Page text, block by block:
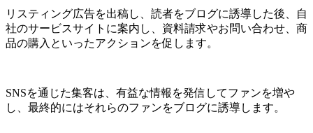
リスティング広告を出稿し、読者をブログに誘導した後、自
社のサービスサイトに案内し、資料請求やお問い合わせ、商
品の購入といったアクションを促します。
SNSを通じた集客は、有益な情報を発信してファンを増や
し、最終的にはそれらのファンをブログに誘導します。